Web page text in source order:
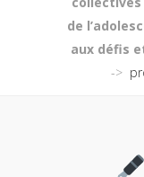
de
aux défis
->